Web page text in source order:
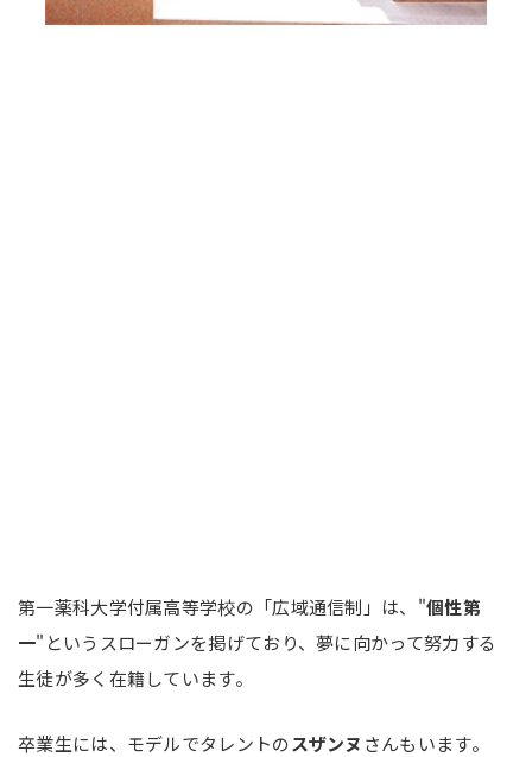
第一薬科大学付属高等学校の「広域通信制」は、"個性第
一"というスローガンを掲げており、夢に向かって努力する
生徒が多く在籍しています。
卒業生には、モデルでタレントのスザンヌ さんもいます。